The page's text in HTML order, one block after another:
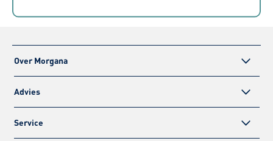
Over Morgana
Advies
Service